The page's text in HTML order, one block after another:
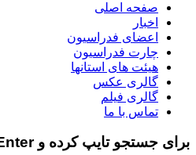
صفحه اصلی
اخبار
اعضای فدراسیون
چارت فدراسیون
هیئت های استانها
گالری عکس
گالری فیلم
تماس با ما
برای جستجو تایپ کرده و Enter را بزنید